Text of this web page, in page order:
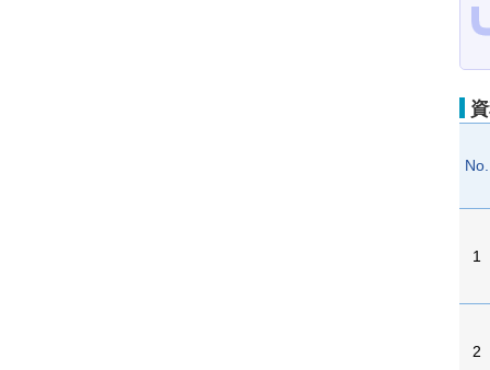
No.
1
2